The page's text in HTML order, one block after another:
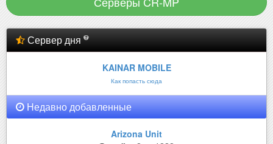
Сервер дня
KAINAR MOBILE
Как попасть сюда
Недавно добавленные
Arizona Unit